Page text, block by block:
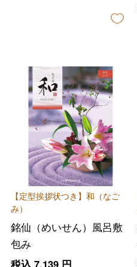
【定型挨拶状つき】和（なご
み）
銘仙（めいせん）風呂敷
包み
税込 7,139円